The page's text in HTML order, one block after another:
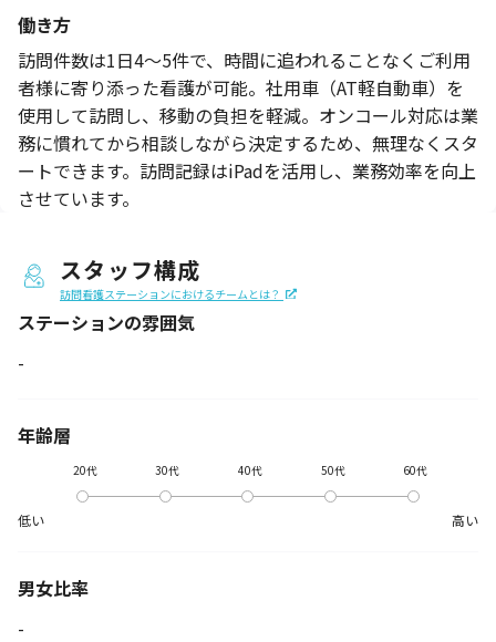
働き方
訪問件数は1日4～5件で、時間に追われることなくご利用
者様に寄り添った看護が可能。社用車（AT軽自動車）を
使用して訪問し、移動の負担を軽減。オンコール対応は業
務に慣れてから相談しながら決定するため、無理なくスタ
ートできます。訪問記録はiPadを活用し、業務効率を向上
させています。
スタッフ構成
訪問看護ステーションにおけるチームとは？
ステーションの雰囲気
-
年齢層
低い
20代 30代 40代 50代 60代
高い
男女比率
-